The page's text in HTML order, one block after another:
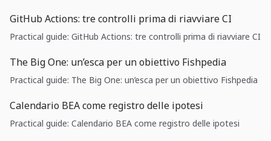
GitHub Actions: tre controlli prima di riavviare CI
Practical guide: GitHub Actions: tre controlli prima di riavviare CI
The Big One: un’esca per un obiettivo Fishpedia
Practical guide: The Big One: un’esca per un obiettivo Fishpedia
Calendario BEA come registro delle ipotesi
Practical guide: Calendario BEA come registro delle ipotesi